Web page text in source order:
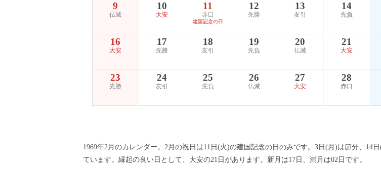
9
仏滅
10
大安
11
赤口
建国記念の日
12
先勝
13
友引
14
先負
16
大安
17
先勝
18
友引
19
先負
20
仏滅
21
大安
23
先勝
24
友引
25
先負
26
仏滅
27
大安
28
赤口
1969年2月のカレンダー。2月の祝日は11日(火)の建国記念の日のみです。3日(月)は節分、
ています。縁起の良い日として、大安の21日があります。新月は17日、満月は02日です。